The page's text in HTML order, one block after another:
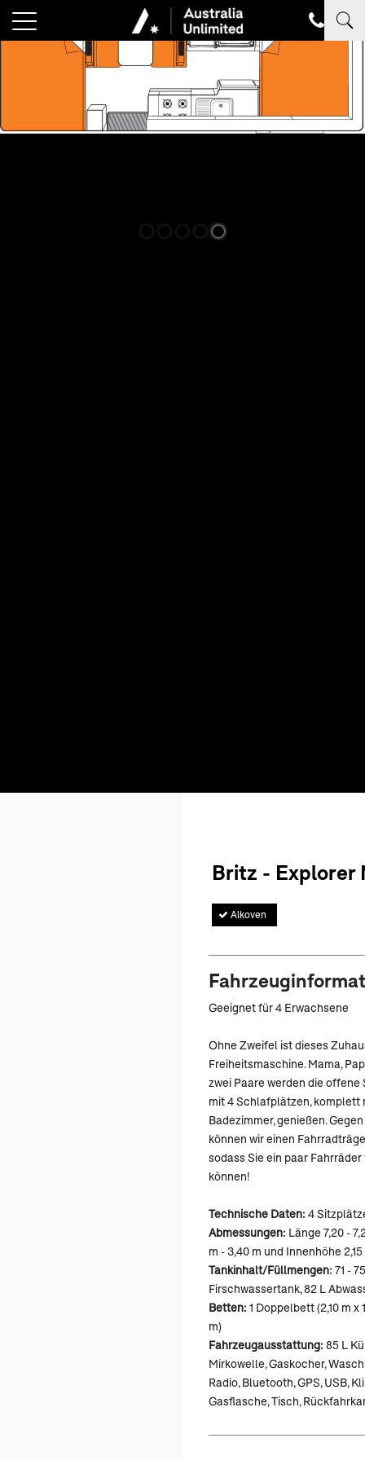
Britz - Explorer
Alkoven
Geeignet für 4 Erwachsene
Ohne Zweifel ist dieses
Freiheitsmaschine. Mama,
zwei Paare werden die
mit 4 Schlafplätzen, komplett
Badezimmer, genießen.
können wir einen
sodass Sie ein paar
können!
Technische Daten: 4
Abmessungen: Länge 7,20 -
m - 3,40 m und Innenhöhe 2,15
Tankinhalt/Füllmengen: 71 -
Firschwassertank, 82 L
Betten: 1 Doppelbett (2,10 m x
m)
Fahrzeugausstattung: 85 L
Mirkowelle, Gaskocher,
Radio, Bluetooth, GPS, USB,
Gasflasche, Tisch,